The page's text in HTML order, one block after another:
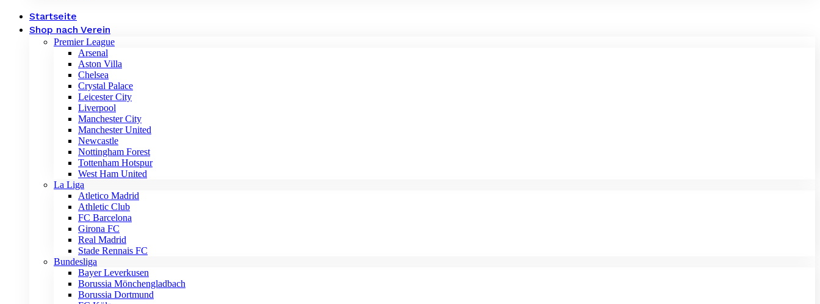
Startseite
Shop nach Verein
Premier League
Arsenal
Aston Villa
Chelsea
Crystal Palace
Leicester City
Liverpool
Manchester City
Manchester United
Newcastle
Nottingham Forest
Tottenham Hotspur
West Ham United
La Liga
Atletico Madrid
Athletic Club
FC Barcelona
Girona FC
Real Madrid
Stade Rennais FC
Bundesliga
Bayer Leverkusen
Borussia Mönchengladbach
Borussia Dortmund